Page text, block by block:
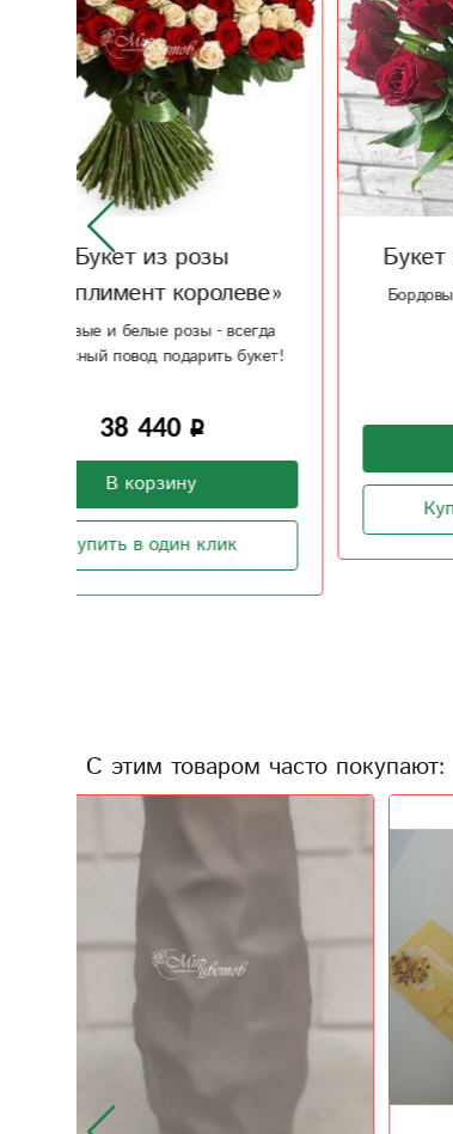
Букет из роз «Страсть»
Бордовые розы всегда в тренде
Купить в один клик
С этим товаром часто покупают: